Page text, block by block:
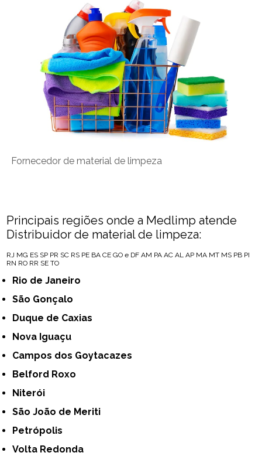
Fornecedor de material de limpeza
Principais regiões onde a Medlimp atende
Distribuidor de material de limpeza:
RJ MG ES SP PR SC RS PE BA CE GO e DF AM PA AC AL AP MA MT MS PB PI
RN RO RR SE TO
Rio de Janeiro
São Gonçalo
Duque de Caxias
Nova Iguaçu
Campos dos Goytacazes
Belford Roxo
Niterói
São João de Meriti
Petrópolis
Volta Redonda